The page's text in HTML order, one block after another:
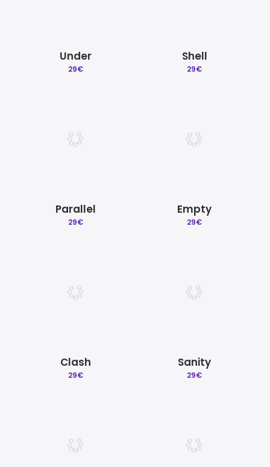
Under
29€
Shell
29€
Parallel
29€
Empty
29€
Clash
29€
Sanity
29€